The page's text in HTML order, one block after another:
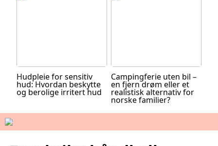
Hudpleie for sensitiv
hud: Hvordan beskytte
og berolige irritert hud
Campingferie uten bil –
en fjern drøm eller et
realistisk alternativ for
norske familier?